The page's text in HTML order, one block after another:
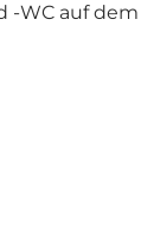
WC auf dem